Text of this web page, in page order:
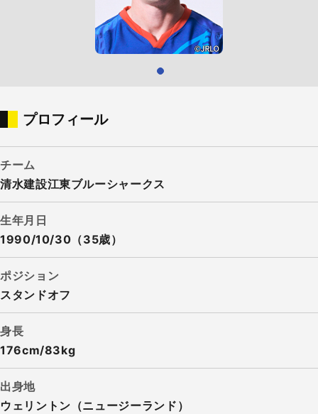
プロフィール
チーム
清水建設江東ブルーシャークス
生年月日
1990/10/30（35歳）
ポジション
スタンドオフ
身長
176cm/83kg
出身地
ウェリントン（ニュージーランド）